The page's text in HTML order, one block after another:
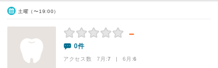
土曜（〜19:00）
－
0件
アクセス数 7月:7 | 6月:6